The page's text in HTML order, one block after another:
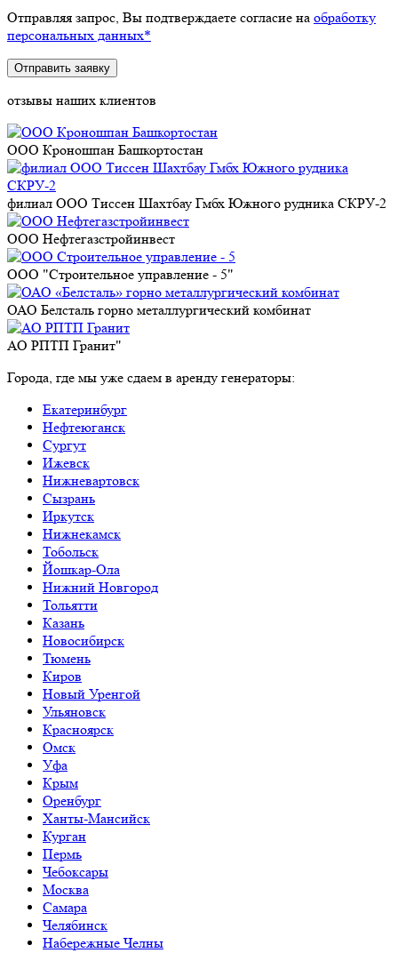
Отправляя запрос, Вы подтверждаете согласие на обработку
персональных данных*
отзывы наших клиентов
ООО Кроношпан Башкортостан
филиал ООО Тиссен Шахтбау Гмбх Южного рудника СКРУ-2
ООО Нефтегазстройинвест
ООО "Строительное управление - 5"
ОАО Белсталь горно металлургический комбинат
АО РПТП Гранит"
Города, где мы уже сдаем в аренду генераторы:
Екатеринбург
Нефтеюганск
Сургут
Ижевск
Нижневартовск
Сызрань
Иркутск
Нижнекамск
Тобольск
Йошкар-Ола
Нижний Новгород
Тольятти
Казань
Новосибирск
Тюмень
Киров
Новый Уренгой
Ульяновск
Красноярск
Омск
Уфа
Крым
Оренбург
Ханты-Мансийск
Курган
Пермь
Чебоксары
Москва
Самара
Челябинск
Набережные Челны